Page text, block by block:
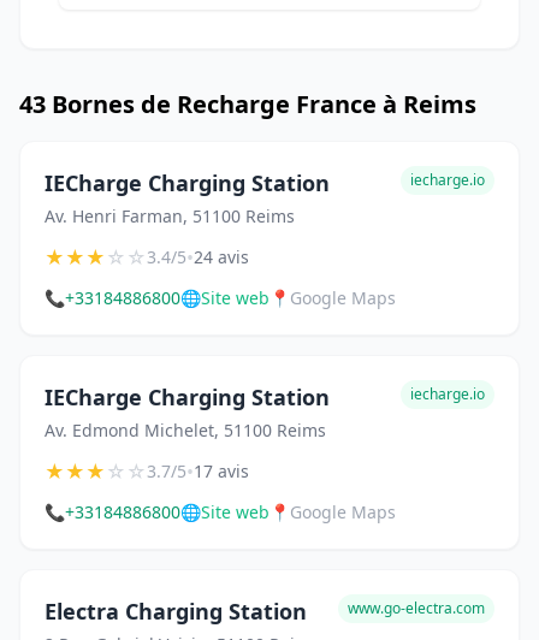
43 Bornes de Recharge France à Reims
IECharge Charging Station
Av. Henri Farman, 51100 Reims
iecharge.io
★★★☆☆3.4/5•24 avis
📞+33184886800🌐Site web 📍 Google Maps
IECharge Charging Station
Av. Edmond Michelet, 51100 Reims
iecharge.io
★★★☆☆3.7/5•17 avis
📞+33184886800🌐Site web 📍 Google Maps
Electra Charging Station www.go-electra.com